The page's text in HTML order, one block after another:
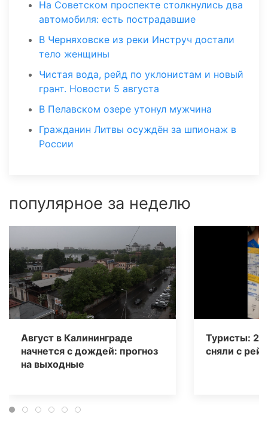
На Советском проспекте столкнулись два
автомобиля: есть пострадавшие
В Черняховске из реки Инструч достали
тело женщины
Чистая вода, рейд по уклонистам и новый
грант. Новости 5 августа
В Пелавском озере утонул мужчина
Гражданин Литвы осуждён за шпионаж в
России
популярное за неделю
Август в Калининграде
начнется с дождей: прогноз
на выходные
Туристы: 20
сняли с